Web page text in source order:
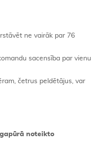
ne vairāk par 76
sacensība par vienu
četrus peldētājus, var
noteikto